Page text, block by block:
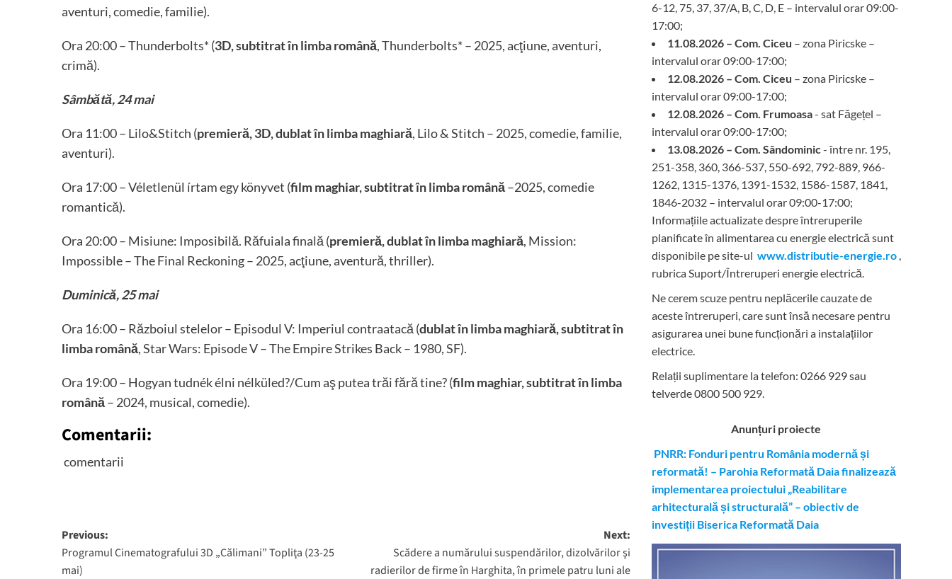
aventuri, comedie, familie).
Ora 20:00 – Thunderbolts* (3D,subtitrat în limba română, Thunderbolts* – 2025, acţiune, aventuri,
crimă).
Sâmbătă, 24 mai
Ora 11:00 – Lilo&Stitch (premieră, 3D, dublatîn limba maghiară, Lilo & Stitch – 2025, comedie, familie,
aventuri).
Ora 17:00 – Véletlenül írtam egy könyvet (film maghiar, subtitrat în limba română–2025, comedie
romantică).
Ora 20:00 – Misiune: Imposibilă. Răfuiala finală (premieră, dublatîn limba maghiară, Mission:
Impossible – The Final Reckoning – 2025, acţiune, aventură, thriller).
Duminică, 25 mai
Ora 16:00 – Războiul stelelor – Episodul V: Imperiul contraatacă (dublatîn limba maghiară, subtitrat în
limba română, Star Wars: Episode V – The Empire Strikes Back – 1980, SF).
Ora 19:00 – Hogyan tudnék élni nélküled?/Cum aş putea trăi fără tine? (film maghiar, subtitrat în limba
română– 2024, musical, comedie).
Comentarii:
comentarii
Post
navigation
Previous:
Programul Cinematografului 3D „Călimani” Topliţa (23-25
mai)
Next:
Scădere a numărului suspendărilor, dizolvărilor şi
radierilor de firme în Harghita, în primele patru luni ale
6-12, 75, 37, 37/A, B, C, D, E – intervalul orar 09:00-
17:00;
11.08.2026 – Com. Ciceu – zona Piricske –
intervalul orar 09:00-17:00;
12.08.2026 – Com. Ciceu – zona Piricske –
intervalul orar 09:00-17:00;
12.08.2026 – Com. Frumoasa- sat Făgețel –
intervalul orar 09:00-17:00;
13.08.2026 – Com. Sândominic- între nr. 195,
251-358, 360, 366-537, 550-692, 792-889, 966-
1262, 1315-1376, 1391-1532, 1586-1587, 1841,
1846-2032 – intervalul orar 09:00-17:00;
Informațiile actualizate despre întreruperile
planificate în alimentarea cu energie electrică sunt
disponibile pe site-ul www.distributie-energie.ro ,
rubrica Suport/Întreruperi energie electrică.
Ne cerem scuze pentru neplăcerile cauzate de
aceste întreruperi, care sunt însă necesare pentru
asigurarea unei bune funcționări a instalațiilor
electrice.
Relații suplimentare la telefon: 0266 929 sau
telverde 0800 500 929.
Anunțuri proiecte
PNRR: Fonduri pentru România modernă și
reformată! – Parohia Reformată Daia finalizează
implementarea proiectului „Reabilitare
arhitecturală și structurală” – obiectiv de
investiții Biserica Reformată Daia